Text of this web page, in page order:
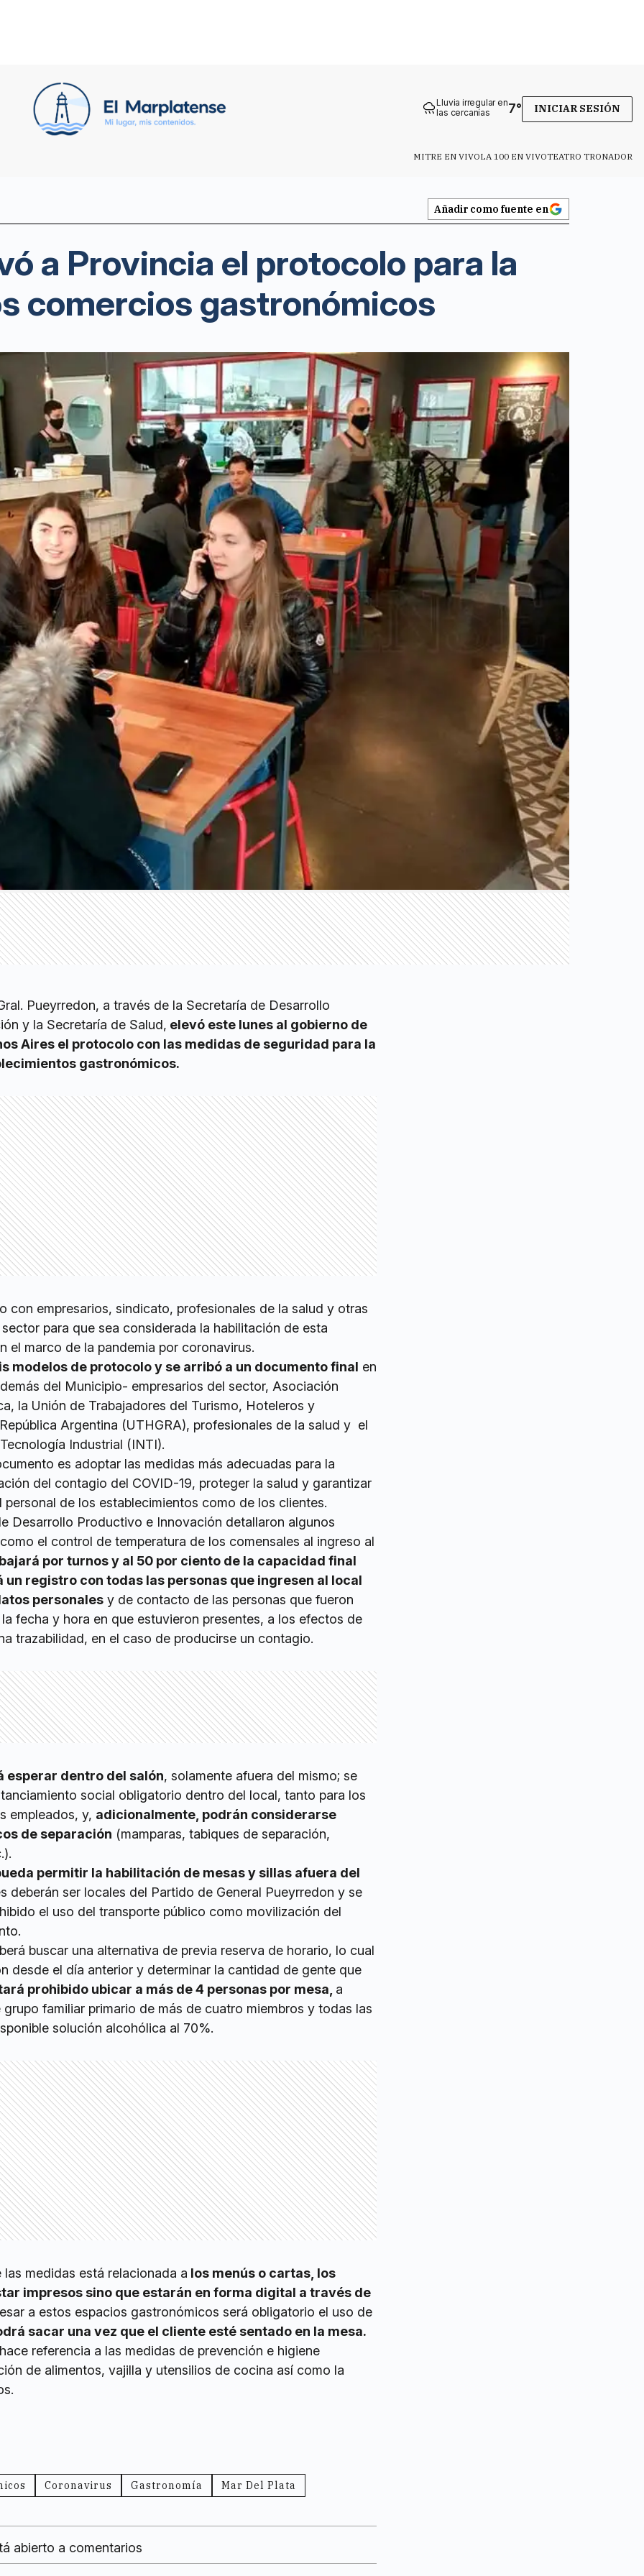
Lluvia irregular en
las cercanías
7° INICIAR SESIÓN
MITRE EN VIVOLA 100 EN VIVOTEATRO TRONADOR
Añadir como fuente en
a Provincia el protocolo para la
comercios gastronómicos
Pueyrredon, a través de la Secretaría de Desarrollo
y la Secretaría de Salud, elevó este lunes al gobierno de
Aires el protocolo con las medidas de seguridad para la
gastronómicos.
con empresarios, sindicato, profesionales de la salud y otras
para que sea considerada la habilitación de esta
el marco de la pandemia por coronavirus.
modelos de protocolo y se arribó a un documento final en
del Municipio- empresarios del sector, Asociación
la Unión de Trabajadores del Turismo, Hoteleros y
Argentina (UTHGRA), profesionales de la salud y el
Industrial (INTI).
es adoptar las medidas más adecuadas para la
del contagio del COVID-19, proteger la salud y garantizar
de los establecimientos como de los clientes.
Desarrollo Productivo e Innovación detallaron algunos
el control de temperatura de los comensales al ingreso al
por turnos y al 50 por ciento de la capacidad final
un registro con todas las personas que ingresen al local
personales y de contacto de las personas que fueron
fecha y hora en que estuvieron presentes, a los efectos de
trazabilidad, en el caso de producirse un contagio.
esperar dentro del salón, solamente afuera del mismo; se
social obligatorio dentro del local, tanto para los
empleados, y, adicionalmente, podrán considerarse
de separación (mamparas, tabiques de separación,
permitir la habilitación de mesas y sillas afuera del
deberán ser locales del Partido de General Pueyrredon y se
el uso del transporte público como movilización del
buscar una alternativa de previa reserva de horario, lo cual
desde el día anterior y determinar la cantidad de gente que
prohibido ubicar a más de 4 personas por mesa, a
familiar primario de más de cuatro miembros y todas las
solución alcohólica al 70%.
medidas está relacionada a los menús o cartas, los
impresos sino que estarán en forma digital a través de
a estos espacios gastronómicos será obligatorio el uso de
sacar una vez que el cliente esté sentado en la mesa.
referencia a las medidas de prevención e higiene
de alimentos, vajilla y utensilios de cocina así como la
Coronavirus Gastronomía Mar Del Plata
abierto a comentarios